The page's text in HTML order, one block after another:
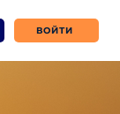
ВОЙТИ